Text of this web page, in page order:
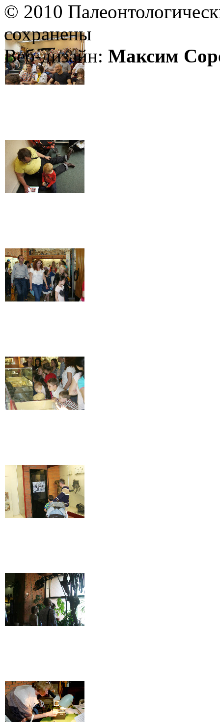
© 2010
сохранены
Веб-дизайн: Максим